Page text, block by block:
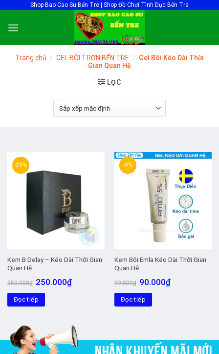
content
Shop Bao Cao Su Bến Tre | Shop Đồ Chơi Tình Dục Bến Tre
Trang chủ / GEL BÔI TRƠN BẾN TRE / Gel Bôi Kéo Dài Thời
Gian Quan Hệ
LỌC
-29%
Kem B Delay – Kéo Dài Thời Gian
Quan Hệ
350.000₫ Giá
gốc
là:
350.000₫.
250.000₫Giá
Đọc tiếp
-9%
Kem Bôi Emla Kéo Dài Thời Gian
Quan Hệ
99.000₫ Giá
gốc
là:
99.000₫.
90.000₫Giá
Đọc tiếp